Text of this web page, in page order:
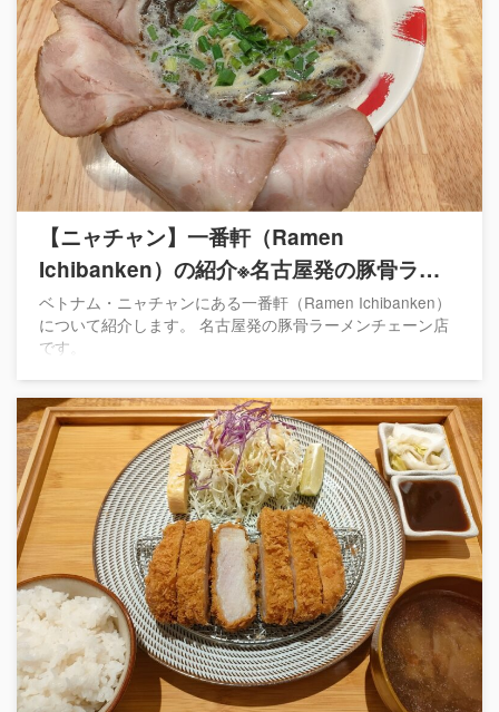
【ニャチャン】一番軒（Ramen
Ichibanken）の紹介※名古屋発の豚骨ラー
メンチェーン店
ベトナム・ニャチャンにある一番軒（Ramen Ichibanken）
について紹介します。 名古屋発の豚骨ラーメンチェーン店
です。